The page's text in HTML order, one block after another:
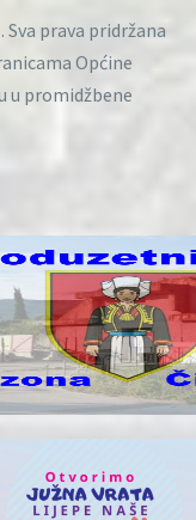
prava pridržana
Općine
u promidžbene